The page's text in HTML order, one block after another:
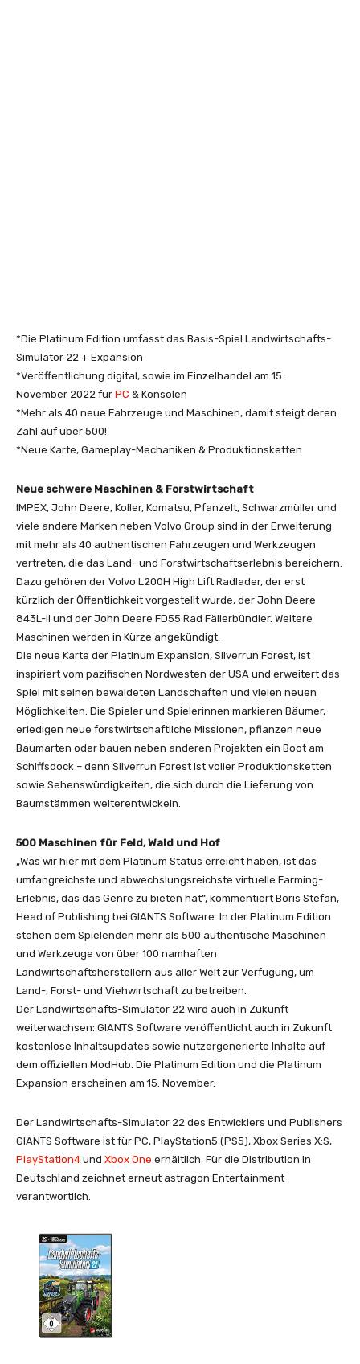
*Die Platinum Edition umfasst das Basis-Spiel Landwirtschafts-
Simulator 22 + Expansion
*Veröffentlichung digital, sowie im Einzelhandel am 15.
November 2022 für PC & Konsolen
*Mehr als 40 neue Fahrzeuge und Maschinen, damit steigt deren
Zahl auf über 500!
*Neue Karte, Gameplay-Mechaniken & Produktionsketten
Neue schwere Maschinen & Forstwirtschaft
IMPEX, John Deere, Koller, Komatsu, Pfanzelt, Schwarzmüller und
viele andere Marken neben Volvo Group sind in der Erweiterung
mit mehr als 40 authentischen Fahrzeugen und Werkzeugen
vertreten, die das Land- und Forstwirtschaftserlebnis bereichern.
Dazu gehören der Volvo L200H High Lift Radlader, der erst
kürzlich der Öffentlichkeit vorgestellt wurde, der John Deere
843L-II und der John Deere FD55 Rad Fällerbündler. Weitere
Maschinen werden in Kürze angekündigt.
Die neue Karte der Platinum Expansion, Silverrun Forest, ist
inspiriert vom pazifischen Nordwesten der USA und erweitert das
Spiel mit seinen bewaldeten Landschaften und vielen neuen
Möglichkeiten. Die Spieler und Spielerinnen markieren Bäumer,
erledigen neue forstwirtschaftliche Missionen, pflanzen neue
Baumarten oder bauen neben anderen Projekten ein Boot am
Schiffsdock – denn Silverrun Forest ist voller Produktionsketten
sowie Sehenswürdigkeiten, die sich durch die Lieferung von
Baumstämmen weiterentwickeln.
500 Maschinen für Feld, Wald und Hof
„Was wir hier mit dem Platinum Status erreicht haben, ist das
umfangreichste und abwechslungsreichste virtuelle Farming-
Erlebnis, das das Genre zu bieten hat“, kommentiert Boris Stefan,
Head of Publishing bei GIANTS Software. In der Platinum Edition
stehen dem Spielenden mehr als 500 authentische Maschinen
und Werkzeuge von über 100 namhaften
Landwirtschaftsherstellern aus aller Welt zur Verfügung, um
Land-, Forst- und Viehwirtschaft zu betreiben.
Der Landwirtschafts-Simulator 22 wird auch in Zukunft
weiterwachsen: GIANTS Software veröffentlicht auch in Zukunft
kostenlose Inhaltsupdates sowie nutzergenerierte Inhalte auf
dem offiziellen ModHub. Die Platinum Edition und die Platinum
Expansion erscheinen am 15. November.
Der Landwirtschafts-Simulator 22 des Entwicklers und Publishers
GIANTS Software ist für PC, PlayStation5 (PS5), Xbox Series X:S,
PlayStation4 und Xbox One erhältlich. Für die Distribution in
Deutschland zeichnet erneut astragon Entertainment
verantwortlich.